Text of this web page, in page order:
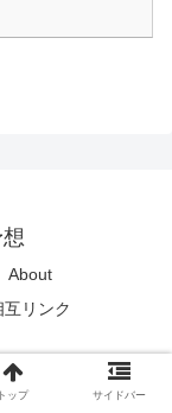
About
互リンク
.
トップ サイドバー